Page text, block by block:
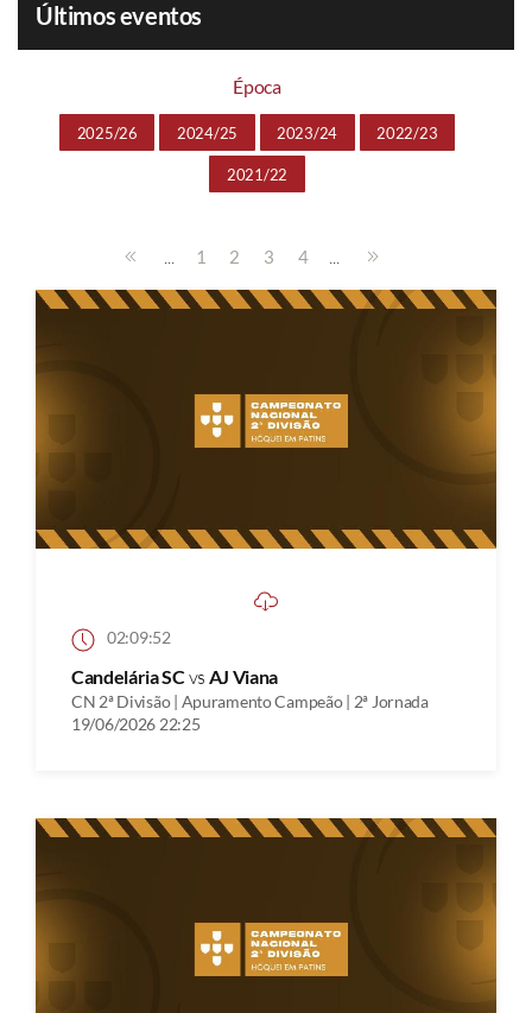
Últimos eventos
Época
2025/26 2024/25 2023/24 2022/23
2021/22
... 1 2 3 4 ...
02:09:52
Candelária SCvs AJ Viana
CN 2ª Divisão | Apuramento Campeão | 2ª Jornada
19/06/2026 22:25